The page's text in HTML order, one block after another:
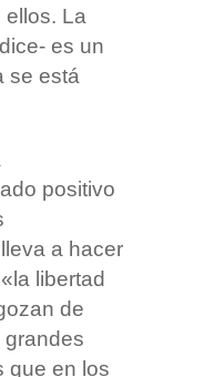
ellos. La
es un
se está
positivo
a hacer
libertad
de
grandes
que en los